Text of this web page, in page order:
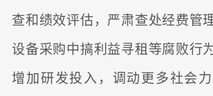
查和绩效评估，严肃查处经费管
设备采购中搞利益寻租等腐败行
增加研发投入，调动更多社会